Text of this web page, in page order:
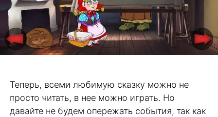
Теперь, всеми любимую сказку можно не
просто читать, в нее можно играть. Но
давайте не будем опережать события, так как